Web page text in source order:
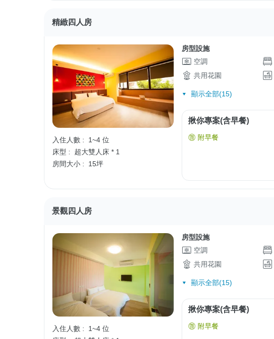
精緻四人房
入住人數 :
1~4 位
床型 :
超大雙人床 * 1
房間大小 :
15坪
房型設施
空調
共用花園
顯示全部(15)
揪你專案(含早餐)
附早餐
景觀四人房
入住人數 :
1~4 位
房型設施
空調
共用花園
顯示全部(15)
揪你專案(含早餐)
附早餐